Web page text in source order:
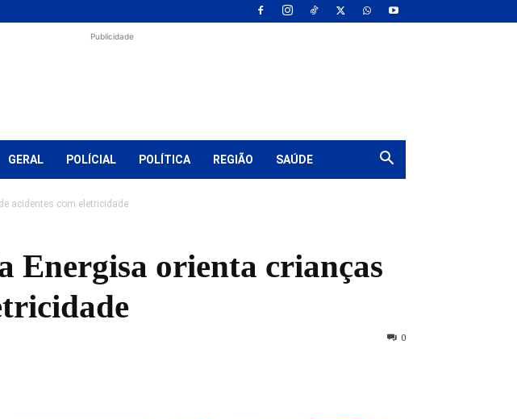
Publicidade
GERAL POLÍCIAL POLÍTICA REGIÃO SAÚDE
acidentes com eletricidade
Energisa orienta crianças
0